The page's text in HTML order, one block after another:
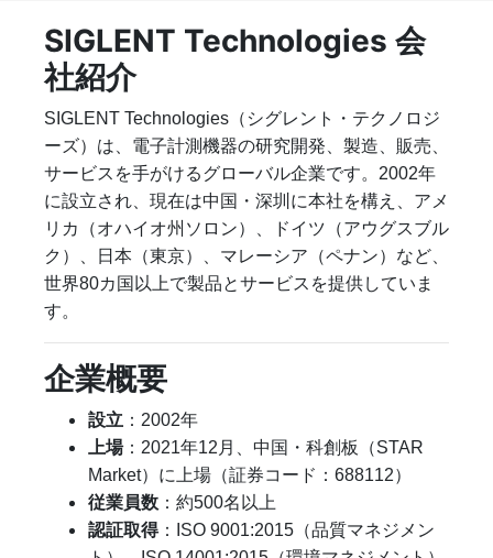
SIGLENT Technologies 会
社紹介
SIGLENT Technologies（シグレント・テクノロジ
ーズ）は、電子計測機器の研究開発、製造、販売、
サービスを手がけるグローバル企業です。2002年
に設立され、現在は中国・深圳に本社を構え、アメ
リカ（オハイオ州ソロン）、ドイツ（アウグスブル
ク）、日本（東京）、マレーシア（ペナン）など、
世界80カ国以上で製品とサービスを提供していま
す。
企業概要
設立 ：2002年
上場：2021年12月、中国・科創板（STAR
Market）に上場（証券コード：688112）
従業員数 ：約500名以上
認証取得：ISO 9001:2015（品質マネジメン